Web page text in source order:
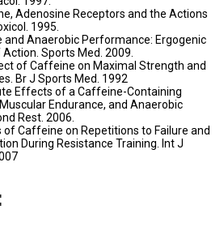
Adenosine Receptors and the Actions
1995.
and Anaerobic Performance: Ergogenic
Sports Med. 2009.
of Caffeine on Maximal Strength and
Br J Sports Med. 1992
Effects of a Caffeine-Containing
Endurance, and Anaerobic
Rest. 2006.
Caffeine on Repetitions to Failure and
During Resistance Training. Int J